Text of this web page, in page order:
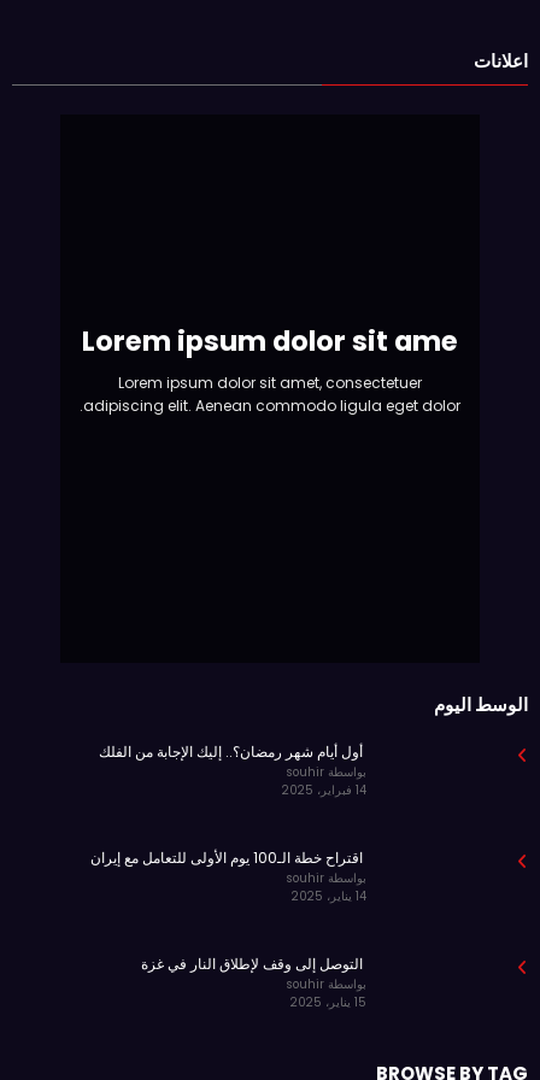
Lorem ipsum dolor sit amet, consectetuer
adipiscing elit. Aenean commodo ligula eget dolor.
beauty
creative